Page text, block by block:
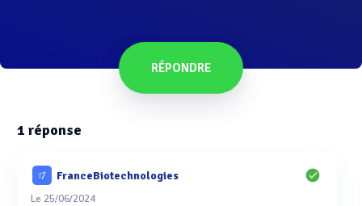
RÉPONDRE
1 réponse
FranceBiotechnologies
Le 25/06/2024